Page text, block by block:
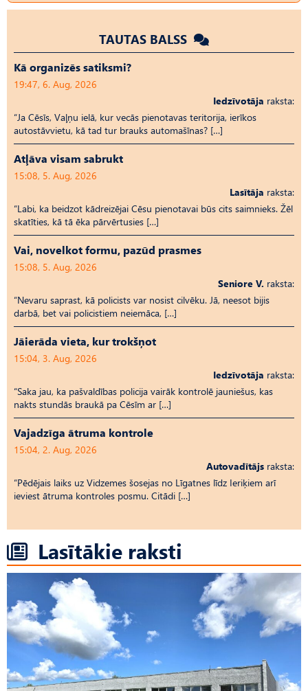
TAUTAS BALSS
Kā organizēs satiksmi?
19:47, 6. Aug, 2026
Iedzīvotāja raksta:
“Ja Cēsīs, Vaļņu ielā, kur vecās pienotavas teritorija, ierīkos
autostāvvietu, kā tad tur brauks automašīnas? […]
Atļāva visam sabrukt
15:08, 5. Aug, 2026
Lasītāja raksta:
“Labi, ka beidzot kādreizējai Cēsu pienotavai būs cits saimnieks. Žēl
skatīties, kā tā ēka pārvērtusies […]
Vai, novelkot formu, pazūd prasmes
15:08, 5. Aug, 2026
Seniore V. raksta:
“Nevaru saprast, kā policists var nosist cilvēku. Jā, neesot bijis
darbā, bet vai policistiem neiemāca, […]
Jāierāda vieta, kur trokšņot
15:04, 3. Aug, 2026
Iedzīvotāja raksta:
“Saka jau, ka pašvaldības policija vairāk kontrolē jauniešus, kas
nakts stundās braukā pa Cēsīm ar […]
Vajadzīga ātruma kontrole
15:04, 2. Aug, 2026
Autovadītājs raksta:
“Pēdējais laiks uz Vid­ze­mes šosejas no Līgatnes līdz Ieriķiem arī
ieviest ātruma kontroles posmu. Citādi […]
Lasītākie raksti